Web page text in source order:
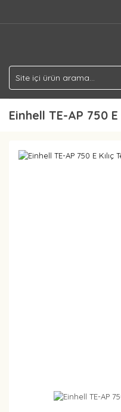
Einhell TE-AP 750